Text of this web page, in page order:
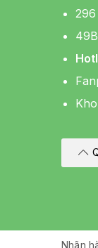
Nhãn